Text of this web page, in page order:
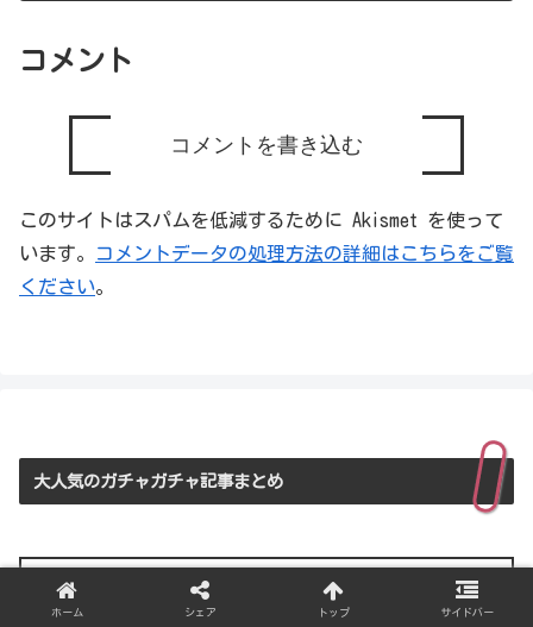
コメント
コメントを書き込む
このサイトはスパムを低減するために Akismet を使って
います。
コメントデータの処理方法の詳細はこちらをご覧
ください。
大人気のガチャガチャ記事まとめ
大人気！ガチャガチャ記事まとめ
注目のガチャガチャの記事はこちらからどうぞ
☆“Getwild退勤”ができるシチュエーション
ホーム シェア トップ サイドバー